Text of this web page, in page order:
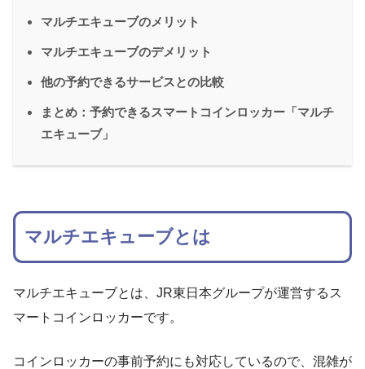
マルチエキューブのメリット
マルチエキューブのデメリット
他の予約できるサービスとの比較
まとめ：予約できるスマートコインロッカー「マルチ
エキューブ」
マルチエキューブとは
マルチエキューブとは、JR東日本グループが運営するス
マートコインロッカーです。
コインロッカーの事前予約にも対応しているので、混雑が